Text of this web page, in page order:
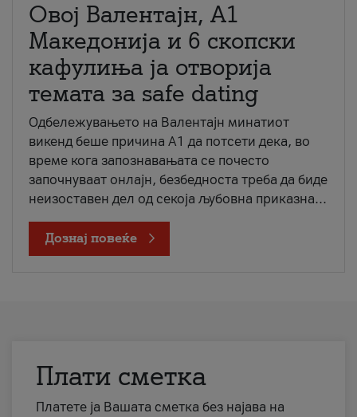
Овој Валентајн, A1
Македонија и 6 скопски
кафулиња ја отворија
темата за safe dating
Одбележувањето на Валентајн минатиот
викенд беше причина А1 да потсети дека, во
време кога запознавањата се почесто
започнуваат онлајн, безбедноста треба да биде
неизоставен дел од секоја љубовна приказна...
Дознај повеќе
Плати сметка
Платете ја Вашата сметка без најава на